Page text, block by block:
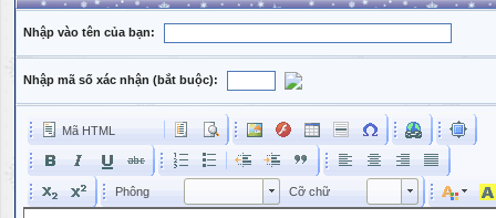
Nhập vào tên của bạn:
Nhập mã số xác nhận (bắt buộc):
Mã HTML
Phông Phông Cỡ chữ Kích cỡ phông